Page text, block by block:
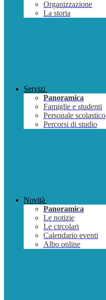
Organizzazione
La storia
Servizi
Panoramica
Famiglie e studenti
Personale scolastico
Percorsi di studio
Novità
Panoramica
Le notizie
Le circolari
Calendario eventi
Albo online